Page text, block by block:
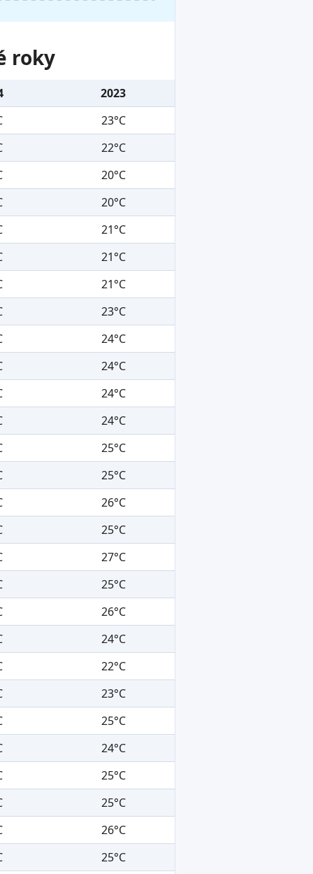
roky
2023
23°C
22°C
20°C
20°C
21°C
21°C
21°C
23°C
24°C
24°C
24°C
24°C
25°C
25°C
26°C
25°C
27°C
25°C
26°C
24°C
22°C
23°C
25°C
24°C
25°C
25°C
26°C
25°C